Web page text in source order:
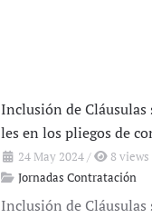
Inclusión de
les en los pliegos de
24 May 2024/
8 views
Jornadas Contratación
Inclusión de